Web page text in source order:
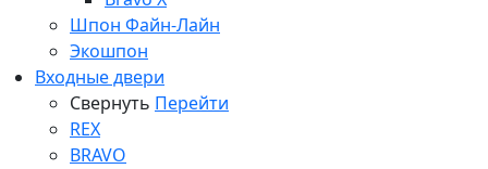
Шпон Файн-Лайн
Экошпон
Входные двери
Свернуть Перейти
REX
BRAVO